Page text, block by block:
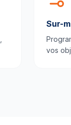
Sur-
vos